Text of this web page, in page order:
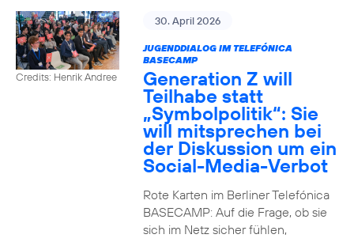
Credits: Henrik Andree
30. April 2026
JUGENDDIALOG IM TELEFÓNICA
BASECAMP
Generation Z will
Teilhabe statt
„Symbolpolitik“: Sie
will mitsprechen bei
der Diskussion um ein
Social-Media-Verbot
Rote Karten im Berliner Telefónica
BASECAMP: Auf die Frage, ob sie
sich im Netz sicher fühlen,